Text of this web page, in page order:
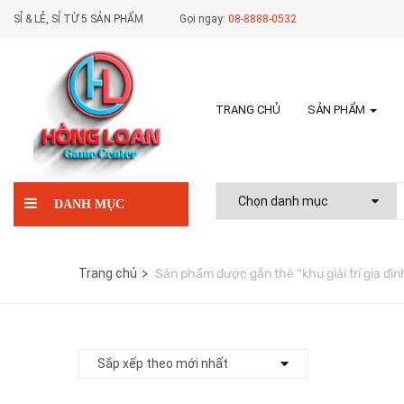
SỈ & LẺ, SỈ TỪ 5 SẢN PHẨM Gọi ngay: 08-8888-0532
TRANG CHỦ SẢN PHẨM
DANH MỤC
Trang chủ Sản phẩm được gắn thẻ “khu giải trí gia